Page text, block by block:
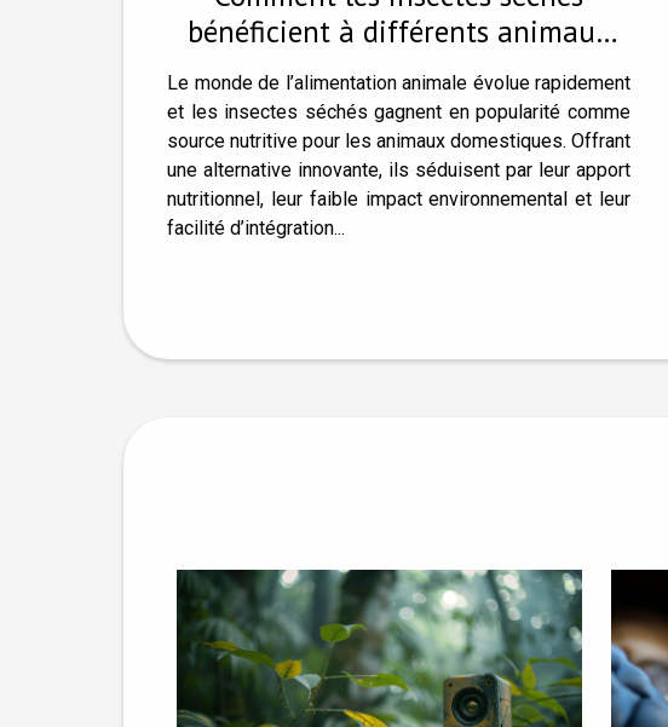
bénéficient à différents animaux
domestiques
Le monde de l’alimentation animale évolue rapidement
et les insectes séchés gagnent en popularité comme
source nutritive pour les animaux domestiques. Offrant
une alternative innovante, ils séduisent par leur apport
nutritionnel, leur faible impact environnemental et leur
facilité d’intégration...